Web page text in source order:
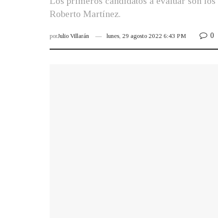
Roberto Martínez.
porJulio Villarán lunes, 29 agosto 2022 6:43 PM 0